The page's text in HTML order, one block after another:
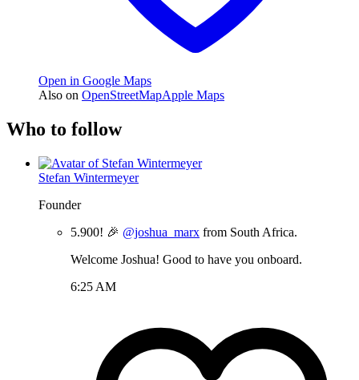
Open in Google Maps
Also on OpenStreetMapApple Maps
Who to follow
Stefan Wintermeyer
Founder
5.900! 🎉 @joshua_marx from South Africa.
Welcome Joshua! Good to have you onboard.
6:25 AM